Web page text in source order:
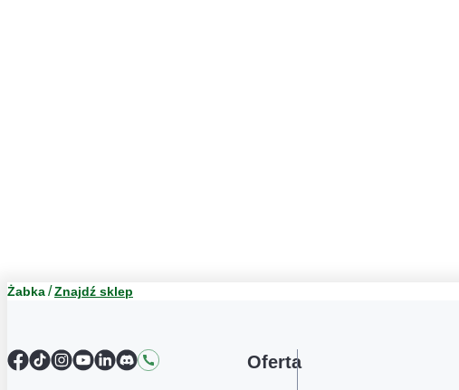
Żabka Znajdź sklep
Facebook
TikTokInstagram
YouTube
LinkedIn
DiscordKontakt Oferta